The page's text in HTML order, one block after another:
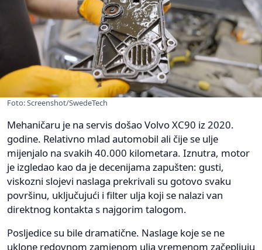
Foto: Screenshot/SwedeTech
Mehaničaru je na servis došao Volvo XC90 iz 2020.
godine. Relativno mlad automobil ali čije se ulje
mijenjalo na svakih 40.000 kilometara. Iznutra, motor
je izgledao kao da je decenijama zapušten: gusti,
viskozni slojevi naslaga prekrivali su gotovo svaku
površinu, uključujući i filter ulja koji se nalazi van
direktnog kontakta s najgorim talogom.
Posljedice su bile dramatične. Naslage koje se ne
uklone redovnom zamjenom ulja vremenom začepljuju